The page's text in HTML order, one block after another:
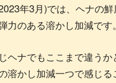
2023年3月)では、ヘナの
力のある溶かし加減です。
ヘナでもここまで違うか
溶かし加減一つで感じ